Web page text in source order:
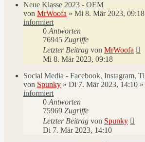
Neue Klasse 2023 - OEM
von MrWoofa » Mi 8. Mär 2023, 09:18
informiert
0 Antworten
76945 Zugriffe
Letzter Beitrag von MrWoofa
Mi 8. Mär 2023, 09:18
Social Media - Facebook, Instagram,
von Spunky » Di 7. Mär 2023, 14:10
informiert
0 Antworten
75969 Zugriffe
Letzter Beitrag von Spunky
Di 7. Mär 2023, 14:10